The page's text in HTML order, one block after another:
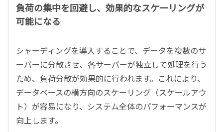
負荷の集中を回避し、効果的なスケーリングが
可能になる
シャーディングを導入することで、データを複数のサ
ーバーに分散させ、各サーバーが独立して処理を行う
ため、負荷分散が効果的に行われます。これにより、
データベースの横方向のスケーリング（スケールアウ
ト）が容易になり、システム全体のパフォーマンスが
向上します。